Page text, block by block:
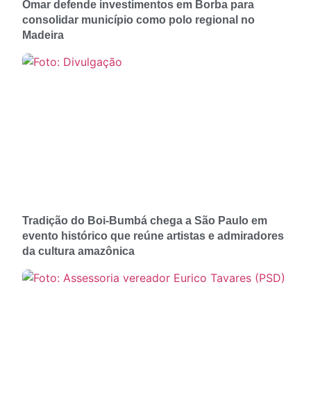
Omar defende investimentos em Borba para
consolidar município como polo regional no
Madeira
Tradição do Boi-Bumbá chega a São Paulo em
evento histórico que reúne artistas e admiradores
da cultura amazônica